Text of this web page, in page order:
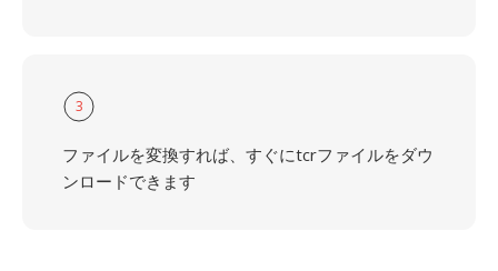
3
ファイルを変換すれば、すぐにtcrファイルをダウ
ンロードできます